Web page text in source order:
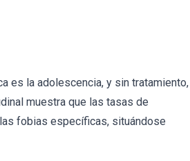
es la adolescencia, y sin tratamiento,
muestra que las tasas de
fobias específicas, situándose